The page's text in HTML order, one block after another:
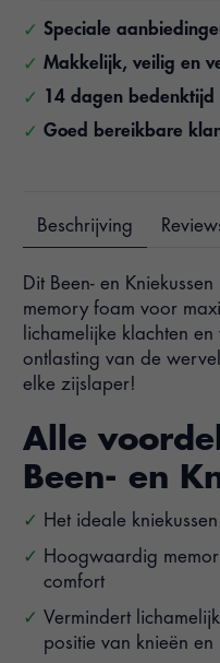
Speciale
Makkelijk, veilig en
14 dagen bedenktijd
Goed bereikbare
Beschrijving
Dit Been- en
memory foam voor
lichamelijke klachten
ontlasting van de
elke zijslaper!
Alle
Been- en
Het ideale
Hoogwaardig
comfort
Vermindert
positie van knieën en